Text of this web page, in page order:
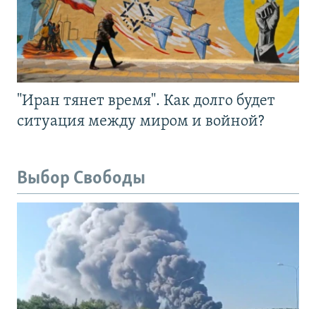
"Иран тянет время". Как долго будет
ситуация между миром и войной?
Выбор Свободы